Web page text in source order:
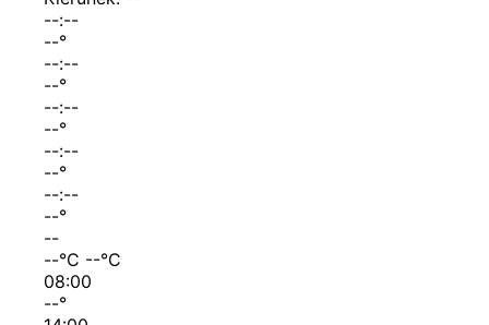
--:--
--°
--:--
--°
--:--
--°
--:--
--°
--:--
--°
--
--°C --°C
08:00
--°